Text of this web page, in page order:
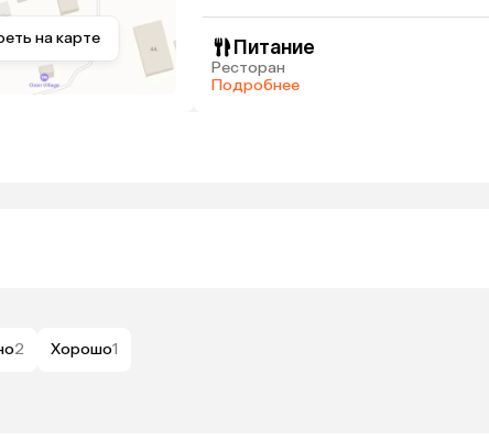
на карте Питание
Ресторан
Подробнее
2 Хорошо1